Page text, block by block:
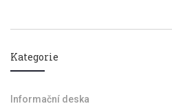
Kategorie
Informační deska